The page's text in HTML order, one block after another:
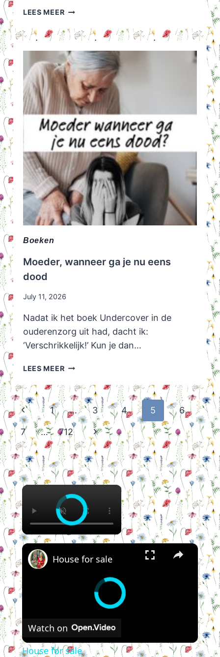
LEES MEERGEBAKKEN
BLOEM!
Boeken
Moeder, wanneer ga je nu eens
dood
July 11, 2026
Nadat ik het boek Undercover in de
ouderenzorg uit had, dacht ik:
‘Verschrikkelijk!’ Kun je dan…
LEES MEERMOEDER,
GA
JE
NU
EENS
DOOD
Page
navigation
Previous
Page
1 … 3 4 5 6
7 … 712
Next
Page
×
×
House for sale
Watch on
House for sale